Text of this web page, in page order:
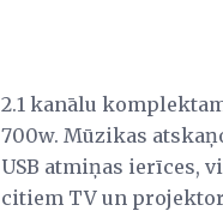
2.1 kanālu
700w. Mūzikas
USB atmiņas ierīces,
citiem TV un